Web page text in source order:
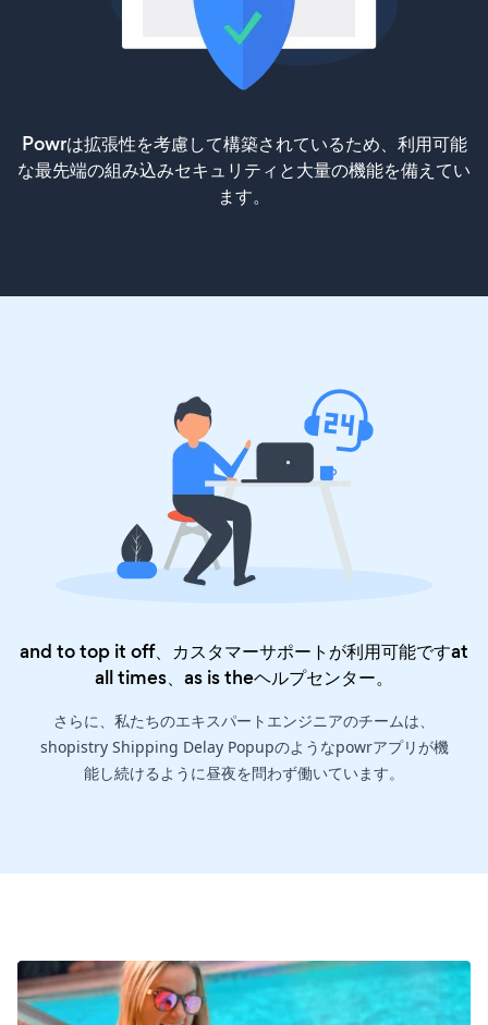
Powrは拡張性を考慮して構築されているため、利用可能
な最先端の組み込みセキュリティと大量の機能を備えてい
ます。
and to top it off、カスタマーサポートが利用可能ですat
all times、as is theヘルプセンター。
さらに、私たちのエキスパートエンジニアのチームは、
shopistry Shipping Delay Popupのようなpowrアプリが機
能し続けるように昼夜を問わず働いています。